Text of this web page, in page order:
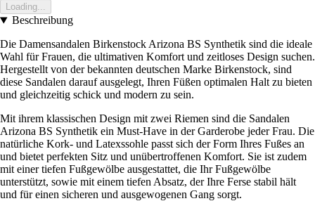
Loading...
Beschreibung
Die Damensandalen Birkenstock Arizona BS Synthetik sind die ideale
Wahl für Frauen, die ultimativen Komfort und zeitloses Design suchen.
Hergestellt von der bekannten deutschen Marke Birkenstock, sind
diese Sandalen darauf ausgelegt, Ihren Füßen optimalen Halt zu bieten
und gleichzeitig schick und modern zu sein.
Mit ihrem klassischen Design mit zwei Riemen sind die Sandalen
Arizona BS Synthetik ein Must-Have in der Garderobe jeder Frau. Die
natürliche Kork- und Latexssohle passt sich der Form Ihres Fußes an
und bietet perfekten Sitz und unübertroffenen Komfort. Sie ist zudem
mit einer tiefen Fußgewölbe ausgestattet, die Ihr Fußgewölbe
unterstützt, sowie mit einem tiefen Absatz, der Ihre Ferse stabil hält
und für einen sicheren und ausgewogenen Gang sorgt.